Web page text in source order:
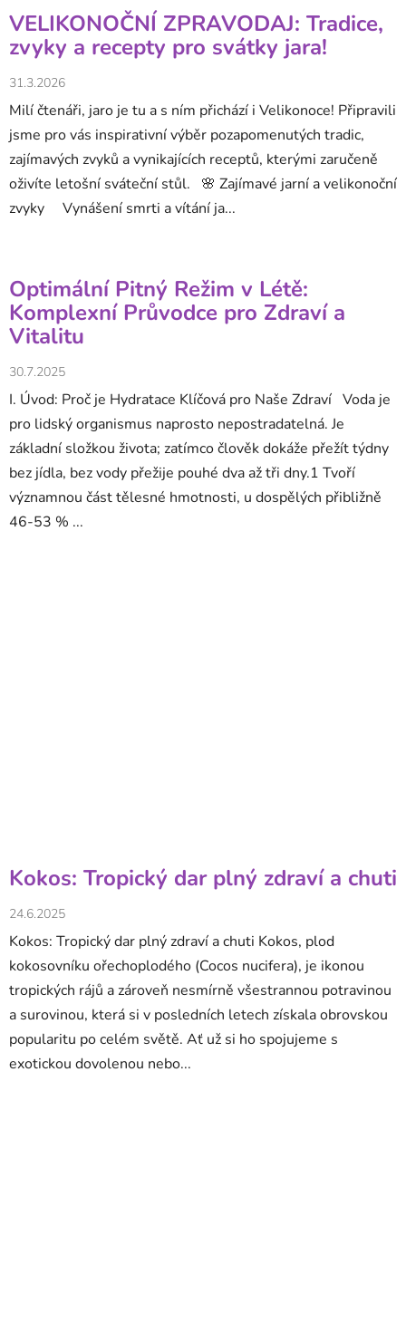
VELIKONOČNÍ ZPRAVODAJ: Tradice,
zvyky a recepty pro svátky jara!
31.3.2026
Milí čtenáři, jaro je tu a s ním přichází i Velikonoce! Připravili
jsme pro vás inspirativní výběr pozapomenutých tradic,
zajímavých zvyků a vynikajících receptů, kterými zaručeně
oživíte letošní sváteční stůl. 🌸 Zajímavé jarní a velikonoční
zvyky Vynášení smrti a vítání ja...
Optimální Pitný Režim v Létě:
Komplexní Průvodce pro Zdraví a
Vitalitu
30.7.2025
I. Úvod: Proč je Hydratace Klíčová pro Naše Zdraví Voda je
pro lidský organismus naprosto nepostradatelná. Je
základní složkou života; zatímco člověk dokáže přežít týdny
bez jídla, bez vody přežije pouhé dva až tři dny.1 Tvoří
významnou část tělesné hmotnosti, u dospělých přibližně
46-53 % ...
Kokos: Tropický dar plný zdraví a chuti
24.6.2025
Kokos: Tropický dar plný zdraví a chuti Kokos, plod
kokosovníku ořechoplodého (Cocos nucifera), je ikonou
tropických rájů a zároveň nesmírně všestrannou potravinou
a surovinou, která si v posledních letech získala obrovskou
popularitu po celém světě. Ať už si ho spojujeme s
exotickou dovolenou nebo...